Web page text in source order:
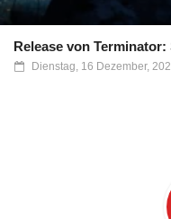
Release von
Dienstag, 16 Dezember,